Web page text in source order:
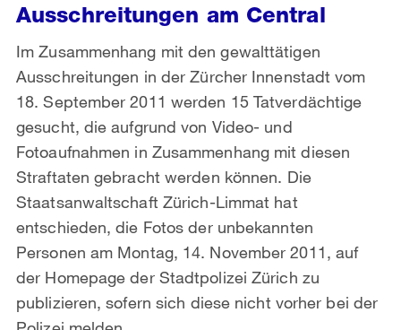
Ausschreitungen am Central
Im Zusammenhang mit den gewalttätigen
Ausschreitungen in der Zürcher Innenstadt vom
18. September 2011 werden 15 Tatverdächtige
gesucht, die aufgrund von Video- und
Fotoaufnahmen in Zusammenhang mit diesen
Straftaten gebracht werden können. Die
Staatsanwaltschaft Zürich-Limmat hat
entschieden, die Fotos der unbekannten
Personen am Montag, 14. November 2011, auf
der Homepage der Stadtpolizei Zürich zu
publizieren, sofern sich diese nicht vorher bei der